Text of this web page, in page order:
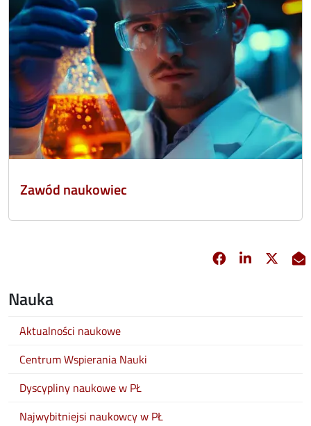
Zawód naukowiec
Facebook
opens in new
Linkedin
opens in
X
Nauka
Aktualności naukowe
Centrum Wspierania Nauki
Dyscypliny naukowe w PŁ
Najwybitniejsi naukowcy w PŁ